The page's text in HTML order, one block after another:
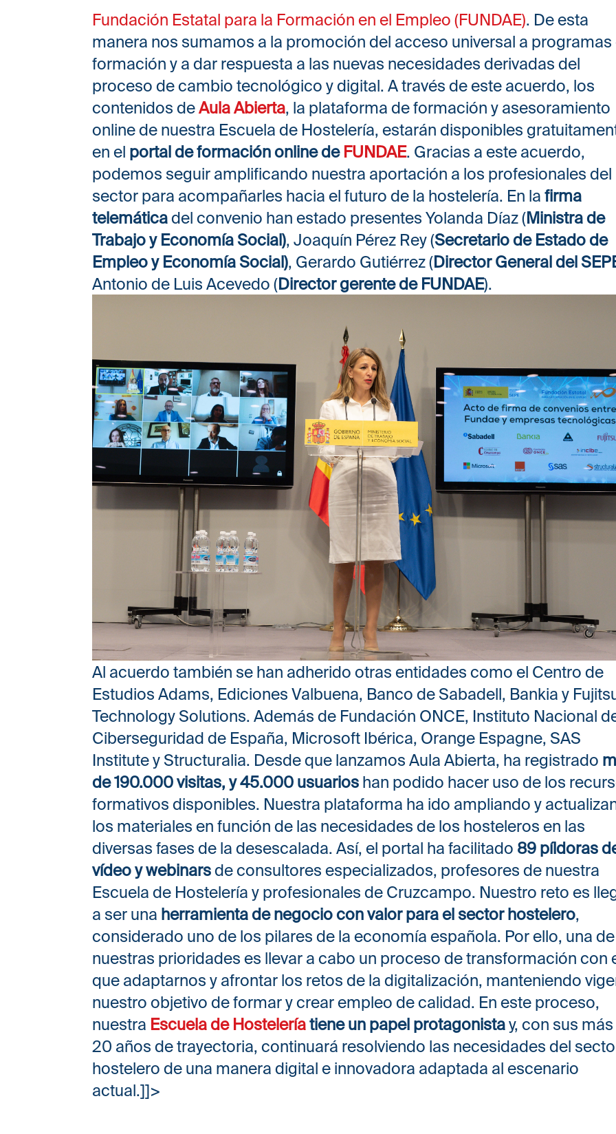
Fundación Estatal para la Formación en el Empleo (FUNDAE). De esta
manera nos sumamos a la promoción del acceso universal a programas
formación y a dar respuesta a las nuevas necesidades derivadas del
proceso de cambio tecnológico y digital. A través de este acuerdo, los
contenidos deAula Abierta, la plataforma de formación y asesoramiento
online de nuestra Escuela de Hostelería, estarán disponibles
en el portal de formación online de FUNDAE. Gracias a este acuerdo,
podemos seguir amplificando nuestra aportación a los profesionales del
sector para acompañarles hacia el futuro de la hostelería. En la firma
telemáticadel convenio han estado presentes Yolanda Díaz (Ministra de
Trabajo y Economía Social), Joaquín Pérez Rey (Secretario de Estado de
Empleo y Economía Social), Gerardo Gutiérrez (Director General del
Antonio de Luis Acevedo (Director gerente de FUNDAE).
Al acuerdo también se han adherido otras entidades como el Centro de
Estudios Adams, Ediciones Valbuena, Banco de Sabadell, Bankia y
Technology Solutions. Además de Fundación ONCE, Instituto Nacional
Ciberseguridad de España, Microsoft Ibérica, Orange Espagne, SAS
Institute y Structuralia. Desde que lanzamos Aula Abierta, ha registrado
de 190.000 visitas, y 45.000 usuarios han podido hacer uso de los
formativos disponibles. Nuestra plataforma ha ido ampliando y
los materiales en función de las necesidades de los hosteleros en las
diversas fases de la desescalada. Así, el portal ha facilitado 89 píldoras
vídeo y webinarsde consultores especializados, profesores de nuestra
Escuela de Hostelería y profesionales de Cruzcampo. Nuestro reto es
a ser una herramienta de negocio con valor para el sector hostelero,
considerado uno de los pilares de la economía española. Por ello, una de
nuestras prioridades es llevar a cabo un proceso de transformación con
que adaptarnos y afrontar los retos de la digitalización, manteniendo
nuestro objetivo de formar y crear empleo de calidad. En este proceso,
nuestra Escuela de Hosteleríatiene un papel protagonistay, con sus
20 años de trayectoria, continuará resolviendo las necesidades del
hostelero de una manera digital e innovadora adaptada al escenario
actual.]]>